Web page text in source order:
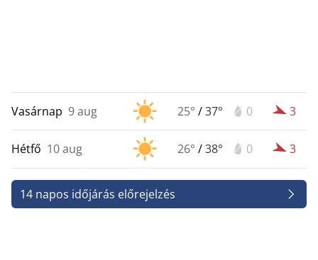
Vasárnap 9 aug 25° /37° 0 3
Hétfő 10 aug 26° /38° 0 3
14 napos időjárás előrejelzés